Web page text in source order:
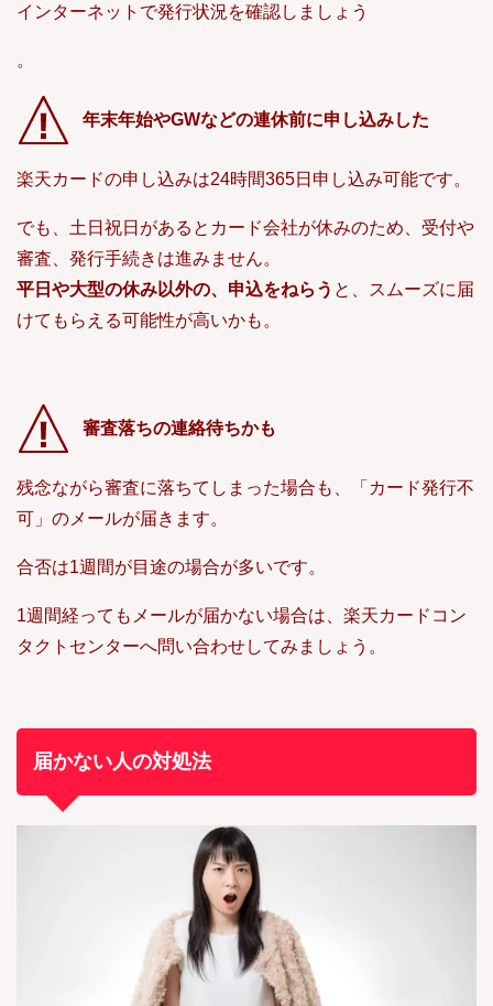
インターネットで発行状況を確認しましょう
。
年末年始やGWなどの連休前に申し込みした
楽天カードの申し込みは24時間365日申し込み可能です。
でも、土日祝日があるとカード会社が休みのため、受付や
審査、発行手続きは進みません。
平日や大型の休み以外の、申込をねらう と、スムーズに届
けてもらえる可能性が高いかも。
審査落ちの連絡待ちかも
残念ながら審査に落ちてしまった場合も、「カード発行不
可」のメールが届きます。
合否は1週間が目途の場合が多いです。
1週間経ってもメールが届かない場合は、楽天カードコン
タクトセンターへ問い合わせしてみましょう。
届かない人の対処法